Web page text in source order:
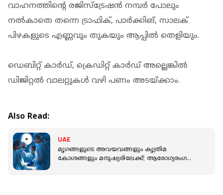
വാഹനത്തിന്റെ രജിസ്ട്രേഷൻ നമ്പർ പോലും
നൽകാതെ തന്നെ ട്രാഫിക്, പാർക്കിങ്, സാലക്
പിഴകളുടെ എണ്ണവും തുകയും ആപ്പിൽ തെളിയും.
ഡെബിറ്റ് കാർഡ്, ക്രെഡിറ്റ് കാർഡ് അല്ലെങ്കിൽ
ഡിജിറ്റൽ വാലറ്റുകൾ വഴി പണം അടയ്ക്കാം.
Also Read:
UAE
മൃഗങ്ങളുടെ അവയവങ്ങളും കൃത്രിമ
കോശങ്ങളും മനുഷ്യരിലേക്ക്; ആരോഗ്യരംഗത്ത്